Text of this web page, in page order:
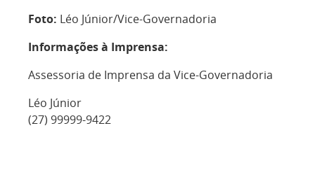
Foto: Léo Júnior/Vice-Governadoria
Informações à Imprensa:
Assessoria de Imprensa da Vice-Governadoria
Léo Júnior
(27) 99999-9422